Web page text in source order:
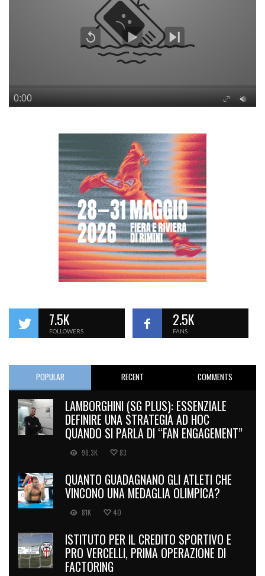
7.5K
FOLLOWERS
2.5K
FANS
POPULAR RECENT COMMENTS
LAMBORGHINI (SG PLUS): ESSENZIALE
DEFINIRE UNA STRATEGIA AD HOC
QUANDO SI PARLA DI “FAN ENGAGEMENT”
98.3K 83
QUANTO GUADAGNANO GLI ATLETI CHE
VINCONO UNA MEDAGLIA OLIMPICA?
81K 40
ISTITUTO PER IL CREDITO SPORTIVO E
PRO VERCELLI, PRIMA OPERAZIONE DI
FACTORING